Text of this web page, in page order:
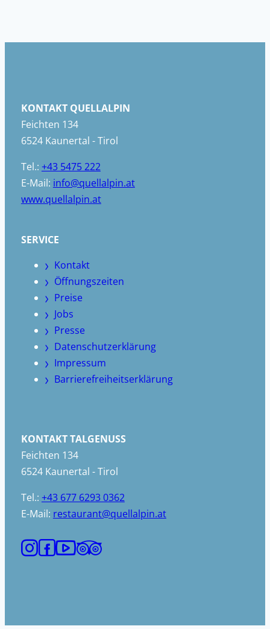
KONTAKT QUELLALPIN
Feichten 134
6524 Kaunertal - Tirol
Tel.: +43 5475 222
E-Mail: info@quellalpin.at
www.quellalpin.at
SERVICE
Kontakt
Öffnungszeiten
Preise
Jobs
Presse
Datenschutzerklärung
Impressum
Barrierefreiheitserklärung
KONTAKT TALGENUSS
Feichten 134
6524 Kaunertal - Tirol
Tel.: +43 677 6293 0362
E-Mail: restaurant@quellalpin.at